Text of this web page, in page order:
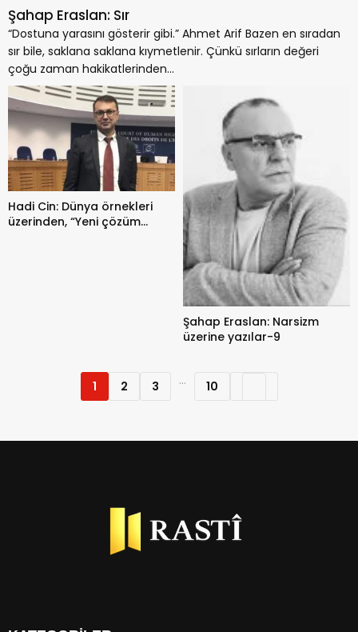
Şahap Eraslan: Sır
“Dostuna yarasını gösterir gibi.” Ahmet Arif Bazen en sıradan
sır bile, saklana saklana kıymetlenir. Çünkü sırların değeri
çoğu zaman hakikatlerinden...
Hadi Cin: Dünya örnekleri
üzerinden, “Yeni çözüm
Şahap Eraslan: Narsizm
üzerine yazılar-9
1 2 3 ... 10